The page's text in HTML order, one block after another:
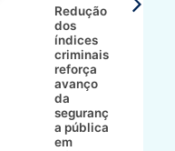
Redução
dos
índices
criminais
reforça
avanço
da
seguranç
a pública
em